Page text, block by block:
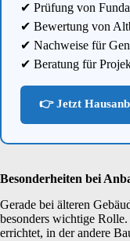
✔ Prüfung von
✔ Bewertung von
✔ Nachweise für
✔ Beratung für
👉 Jetzt
Besonderheiten bei
Gerade bei älteren
besonders wichtige
errichtet, in der andere